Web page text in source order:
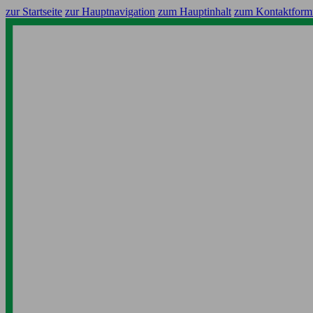
zur Startseite zur Hauptnavigation zum Hauptinhalt zum